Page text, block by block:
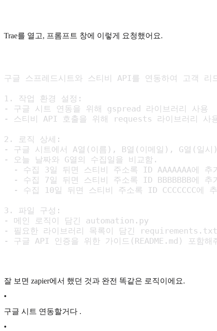
Trae를 열고, 프롬프트 창에 이렇게 요청했어요.
구글 스프레드시트와 스티비 API를 연동하여 고객
1. 작업 환경 설정:
- 구글 시트 연동을 위해 gspread 라이브러리 사용
- 스티비 API 호출을 위해 requests 라이브러리 사
2. 로직 상세:
- 구글 시트에서 A열(이름), B열(이메일), G열(일시
- 오늘 날짜와 G열의 수집일을 비교함.
- 수집 3일 뒤면 스티비 주소록 ID AAAAAAA에 추
- 수집 7일 뒤면 스티비 주소록 ID BBBBBBB에 추
- 수집 10일 뒤면 스티비 주소록 ID CCCCCCC에
3. 파일 구성:
- 메인 로직이 담긴 automation.py
- 필요한 라이브러리 목록이 담긴 requirements.txt
- 구글 API 인증을 위한 가이드(README.md) 포함해
잘 보면 zapier에서 했던 것과 완전 똑같은 로직이에요.
•
구글 시트 연동할거다 .
•